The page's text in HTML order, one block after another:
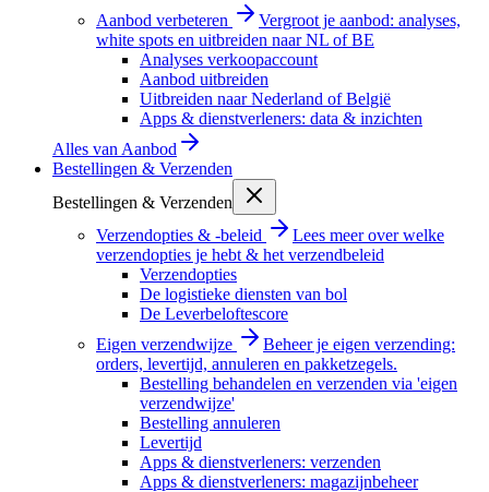
Aanbod verbeteren
Vergroot je aanbod: analyses,
white spots en uitbreiden naar NL of BE
Analyses verkoopaccount
Aanbod uitbreiden
Uitbreiden naar Nederland of België
Apps & dienstverleners: data & inzichten
Alles van Aanbod
Bestellingen & Verzenden
Bestellingen & Verzenden
Verzendopties & -beleid
Lees meer over welke
verzendopties je hebt & het verzendbeleid
Verzendopties
De logistieke diensten van bol
De Leverbeloftescore
Eigen verzendwijze
Beheer je eigen verzending:
orders, levertijd, annuleren en pakketzegels.
Bestelling behandelen en verzenden via 'eigen
verzendwijze'
Bestelling annuleren
Levertijd
Apps & dienstverleners: verzenden
Apps & dienstverleners: magazijnbeheer